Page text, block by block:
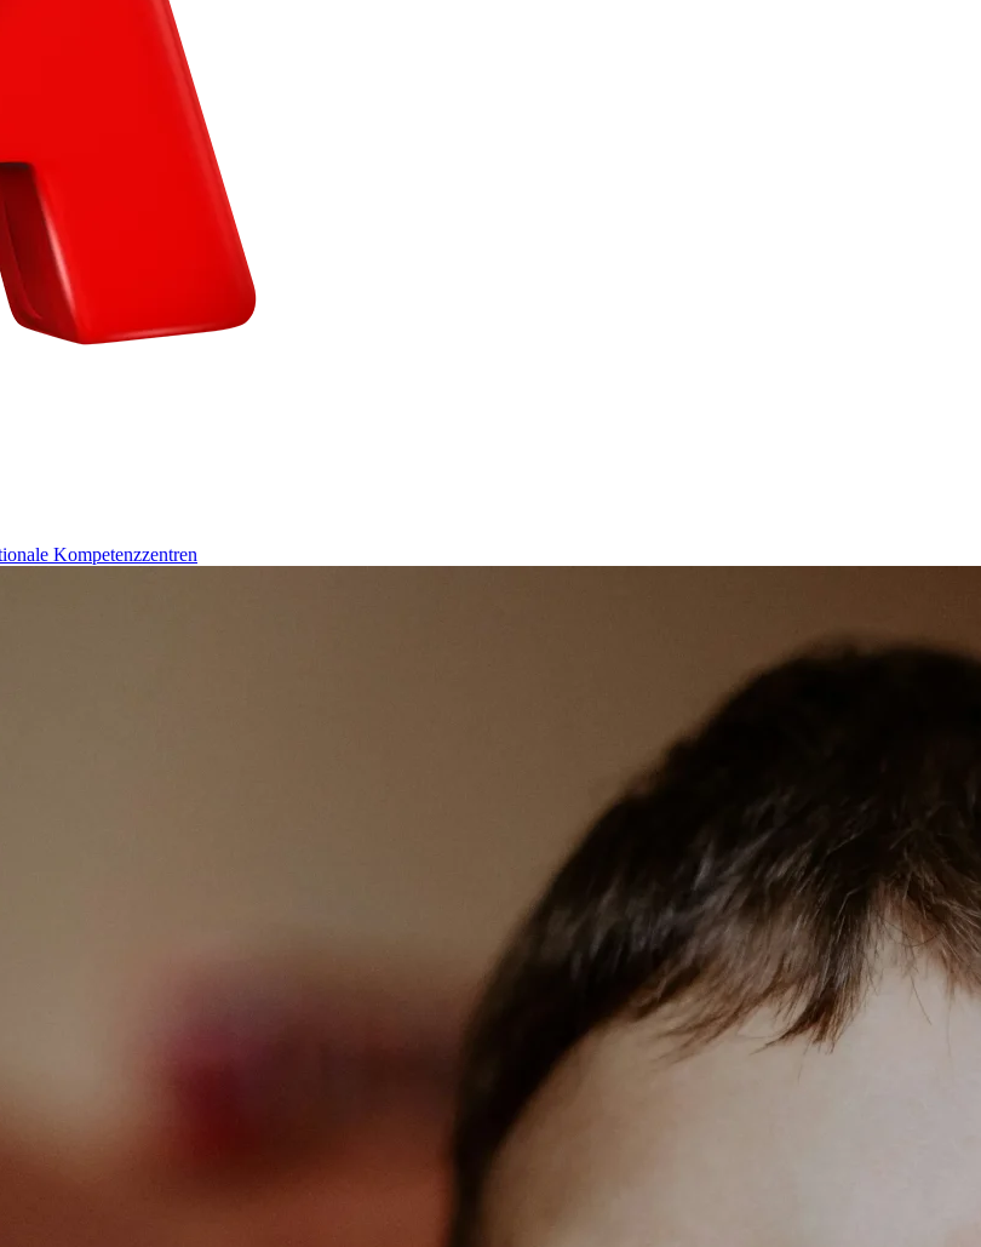
Kompetenzzentren